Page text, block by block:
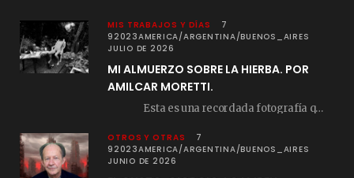
MIS TRABAJOS Y DÍAS
7
92023AMERICA/ARGENTINA/BUENOS_AIRES
JULIO DE 2026
MI ALMUERZO SOBRE LA HIERBA. POR
AMILCAR MORETTI.
Esta es una recordada fotografía que registré…
OTROS Y OTRAS
7
92023AMERICA/ARGENTINA/BUENOS_AIRES
JUNIO DE 2026